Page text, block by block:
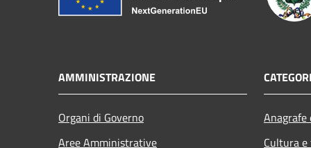
AMMINISTRAZIONE
Organi di Governo
Aree Amministrative
Cultura